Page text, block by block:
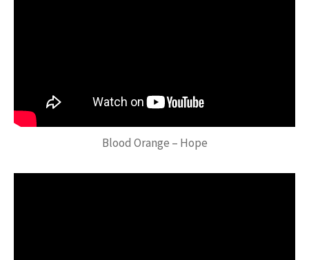
Blood Orange – Hope